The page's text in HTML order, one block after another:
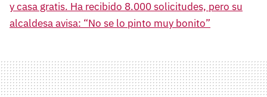
y casa gratis. Ha recibido 8.000 solicitudes, pero su
alcaldesa avisa: “No se lo pinto muy bonito”